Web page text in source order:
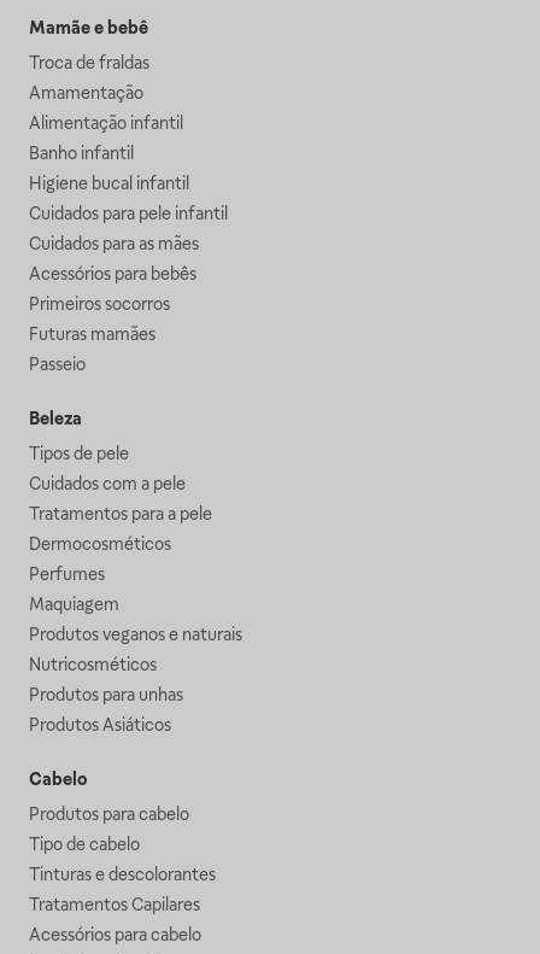
Mamãe e bebê
Troca de fraldas
Amamentação
Alimentação infantil
Banho infantil
Higiene bucal infantil
Cuidados para pele infantil
Cuidados para as mães
Acessórios para bebês
Primeiros socorros
Futuras mamães
Passeio
Beleza
Tipos de pele
Cuidados com a pele
Tratamentos para a pele
Dermocosméticos
Perfumes
Maquiagem
Produtos veganos e naturais
Nutricosméticos
Produtos para unhas
Produtos Asiáticos
Cabelo
Produtos para cabelo
Tipo de cabelo
Tinturas e descolorantes
Tratamentos Capilares
Acessórios para cabelo